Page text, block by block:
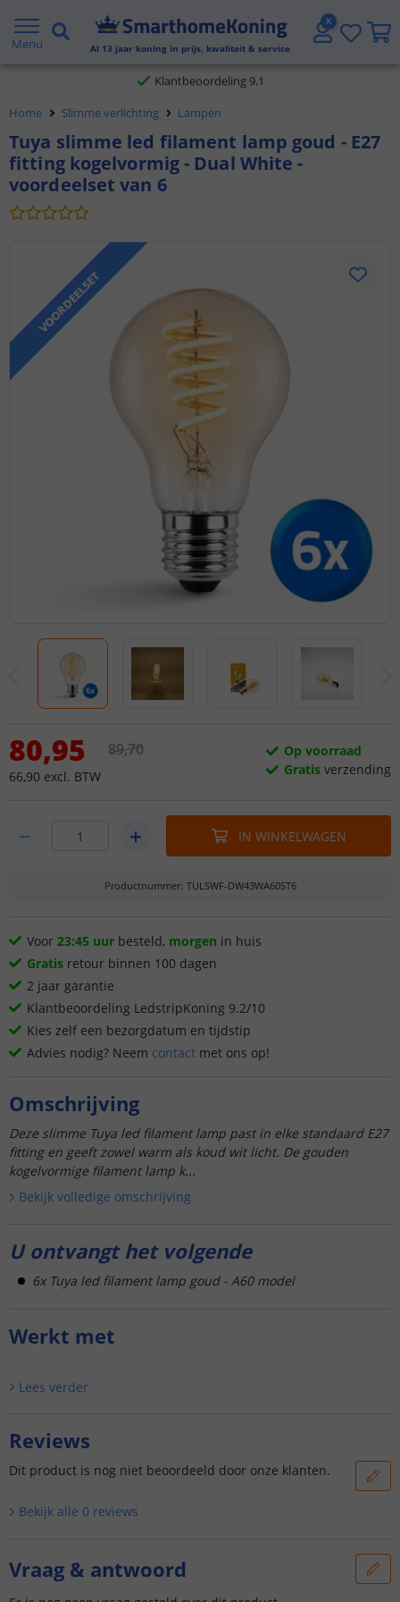
Menu Al 13 jaar koning in prijs, kwaliteit & service
Gratis verzending vanaf € 20,- NL en BE
Klantbeoordeling 9.1
Voor 23:45 uur besteld,
Home Slimme verlichting Lampen
Tuya slimme led filament lamp goud - E27
fitting kogelvormig - Dual White -
voordeelset van 6
VOORDEELSET
80,95
66,90 excl. BTW
89,70
Op voorraad
Gratis verzending
IN WINKELWAGEN
Productnummer: TULSWF-DW43WA60ST6
Voor 23:45 uur besteld, morgen in huis
Gratis retour binnen 100 dagen
2 jaar garantie
Klantbeoordeling LedstripKoning 9.2/10
Kies zelf een bezorgdatum en tijdstip
Advies nodig? Neem contact met ons op!
Omschrijving
Deze slimme Tuya led filament lamp past in elke standaard E27
fitting en geeft zowel warm als koud wit licht. De gouden
kogelvormige filament lamp k...
Bekijk volledige omschrijving
U ontvangt het volgende
6x Tuya led filament lamp goud - A60 model
Werkt met
Lees verder
Reviews
Dit product is nog niet beoordeeld door onze klanten.
Bekijk alle 0 reviews
Vraag & antwoord